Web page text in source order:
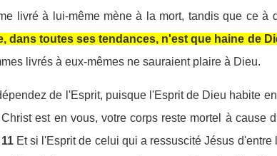
livré à lui-même mène à la mort, tandis que ce à
dans toutes ses tendances, n'est que haine de
livrés à eux-mêmes ne sauraient plaire à Dieu.
de l'Esprit, puisque l'Esprit de Dieu habite
est en vous, votre corps reste mortel à cause
11 Et si l'Esprit de celui qui a ressuscité Jésus d'entre